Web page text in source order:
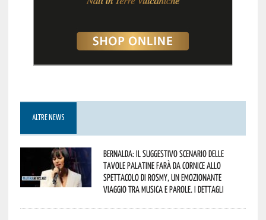
ALTRE NEWS
Bernalda: il suggestivo scenario delle
Tavole Palatine farà da cornice allo
spettacolo di Rosmy, un emozionante
viaggio tra musica e parole. I dettagli